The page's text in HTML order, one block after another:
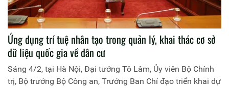
Ứng dụng trí tuệ nhân tạo trong quản lý, khai thác cơ sở
dữ liệu quốc gia về dân cư
Sáng 4/2, tại Hà Nội, Đại tướng Tô Lâm, Ủy viên Bộ Chính
trị, Bộ trưởng Bộ Công an, Trưởng Ban Chỉ đạo triển khai dự